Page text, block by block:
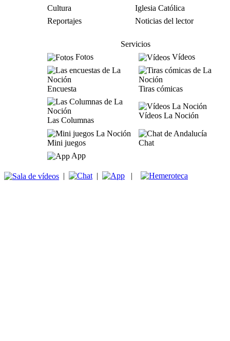
Cultura
Iglesia Católica
Reportajes
Noticias del lector
Servicios
Fotos
Vídeos
Encuesta Tiras cómicas
Las Columnas
Vídeos La Noción
Mini juegos
Chat
App
| | |